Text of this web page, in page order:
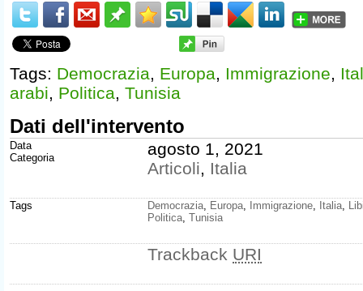
Tags: Democrazia, Europa, Immigrazione,
arabi, Politica, Tunisia
Dati dell'intervento
Data
Categoria
agosto 1, 2021
Articoli, Italia
Tags Democrazia, Europa, Immigrazione, Italia,
Politica, Tunisia
Trackback URI